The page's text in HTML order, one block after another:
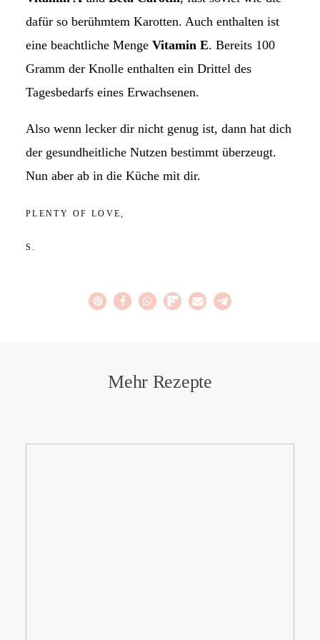
dafür so berühmtem Karotten. Auch enthalten ist
eine beachtliche Menge Vitamin E. Bereits 100
Gramm der Knolle enthalten ein Drittel des
Tagesbedarfs eines Erwachsenen.
Also wenn lecker dir nicht genug ist, dann hat dich
der gesundheitliche Nutzen bestimmt überzeugt.
Nun aber ab in die Küche mit dir.
PLENTY OF LOVE,
S.
Mehr Rezepte